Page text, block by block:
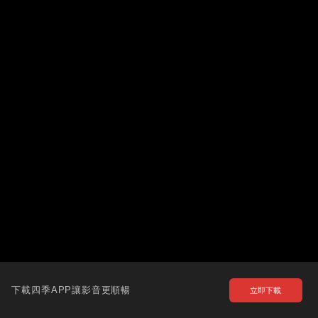
下載四季APP讓影音更順暢 立即下載